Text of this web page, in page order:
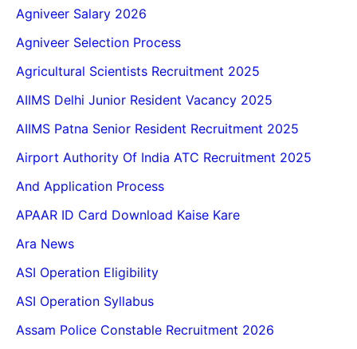
Agniveer Salary 2026
Agniveer Selection Process
Agricultural Scientists Recruitment 2025
AIIMS Delhi Junior Resident Vacancy 2025
AIIMS Patna Senior Resident Recruitment 2025
Airport Authority Of India ATC Recruitment 2025
And Application Process
APAAR ID Card Download Kaise Kare
Ara News
ASI Operation Eligibility
ASI Operation Syllabus
Assam Police Constable Recruitment 2026